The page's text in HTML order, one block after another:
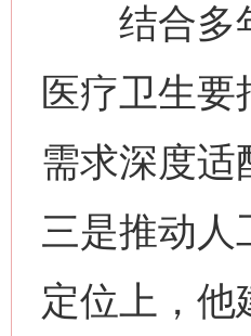
结合多年
医疗卫生
需求深度适
三是推动人
定位上，
网上购药对药下症？